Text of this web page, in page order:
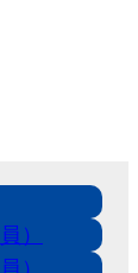
）